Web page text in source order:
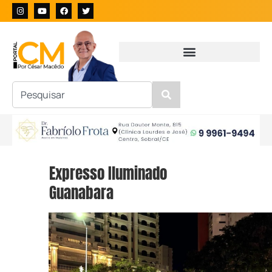
Expresso Iluminado
Guanabara